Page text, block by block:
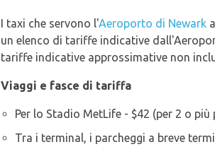
I taxi che servono l'Aeroporto di Newark
un elenco di tariffe indicative
tariffe indicative approssimative non
Viaggi e fasce di tariffa
Per lo Stadio MetLife - $42 (per 2 o
Tra i terminal, i parcheggi a breve